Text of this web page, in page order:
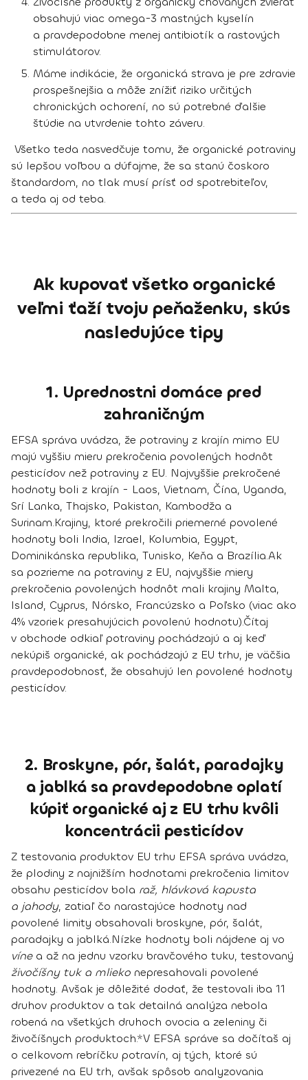
obsahujú viac omega-3 mastných kyselín
a pravdepodobne menej antibiotík a rastových
stimulátorov.
Máme indikácie, že organická strava je pre zdravie
prospešnejšia a môže znížiť riziko určitých
chronických ochorení, no sú potrebné ďalšie
štúdie na utvrdenie tohto záveru.
Všetko teda nasvedčuje tomu, že organické potraviny
sú lepšou voľbou a dúfajme, že sa stanú čoskoro
štandardom, no tlak musí prísť od spotrebiteľov,
a teda aj od teba.
Ak kupovať všetko organické
veľmi ťaží tvoju peňaženku, skús
nasledujúce tipy
1. Uprednostni domáce pred
zahraničným
EFSA správa uvádza, že potraviny z krajín mimo EU
majú vyššiu mieru prekročenia povolených hodnôt
pesticídov než potraviny z EU. Najvyššie prekročené
hodnoty boli z krajín - Laos, Vietnam, Čína, Uganda,
Srí Lanka, Thajsko, Pakistan, Kambodža a
Surinam.Krajiny, ktoré prekročili priemerné povolené
hodnoty boli India, Izrael, Kolumbia, Egypt,
Dominikánska republika, Tunisko, Keňa a Brazília.Ak
sa pozrieme na potraviny z EU, najvyššie miery
prekročenia povolených hodnôt mali krajiny Malta,
Island, Cyprus, Nórsko, Francúzsko a Poľsko (viac ako
4% vzoriek presahujúcich povolenú hodnotu).Čítaj
v obchode odkiaľ potraviny pochádzajú a aj keď
nekúpiš organické, ak pochádzajú z EU trhu, je väčšia
pravdepodobnosť, že obsahujú len povolené hodnoty
pesticídov.
2. Broskyne, pór, šalát, paradajky
a jablká sa pravdepodobne oplatí
kúpiť organické aj z EU trhu kvôli
koncentrácii pesticídov
Z testovania produktov EU trhu EFSA správa uvádza,
že plodiny z najnižším hodnotami prekročenia limitov
obsahu pesticídov bola raž, hlávková kapusta
a jahody, zatiaľ čo narastajúce hodnoty nad
povolené limity obsahovali broskyne, pór, šalát,
paradajky a jablká.Nízke hodnoty boli nájdene aj vo
vínea až na jednu vzorku bravčového tuku, testovaný
živočíšny tuk a mlieko nepresahovali povolené
hodnoty. Avšak je dôležité dodať, že testovali iba 11
druhov produktov a tak detailná analýza nebola
robená na všetkých druhoch ovocia a zeleniny či
živočíšnych produktoch.*V EFSA správe sa dočítaš aj
o celkovom rebríčku potravín, aj tých, ktoré sú
privezené na EU trh, avšak spôsob analyzovania